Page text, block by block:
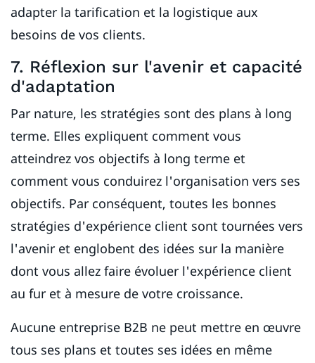
adapter la tarification et la logistique aux
besoins de vos clients.
7. Réflexion sur l'avenir et capacité
d'adaptation
Par nature, les stratégies sont des plans à long
terme. Elles expliquent comment vous
atteindrez vos objectifs à long terme et
comment vous conduirez l'organisation vers ses
objectifs. Par conséquent, toutes les bonnes
stratégies d'expérience client sont tournées vers
l'avenir et englobent des idées sur la manière
dont vous allez faire évoluer l'expérience client
au fur et à mesure de votre croissance.
Aucune entreprise B2B ne peut mettre en œuvre
tous ses plans et toutes ses idées en même